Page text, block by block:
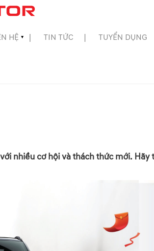
HỆ ▼ TIN TỨC TUYỂN DỤNG
nhiều cơ hội và thách thức mới. Hãy